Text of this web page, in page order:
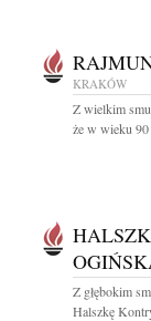
KRAKÓW
Z wielkim
że w wieku 90
Z głębokim
Halszkę